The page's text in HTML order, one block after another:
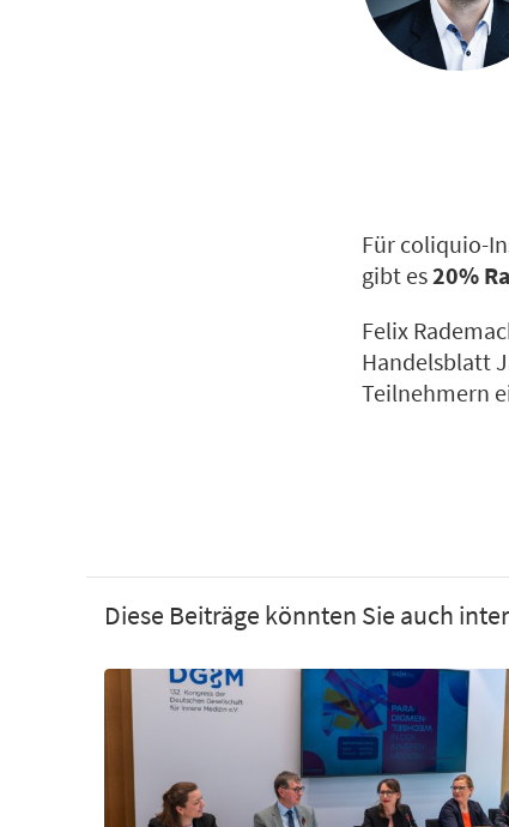
Für coliquio-
gibt es20%
Felix
Handelsblatt
Teilnehmern
Diese Beiträge könnten Sie auch